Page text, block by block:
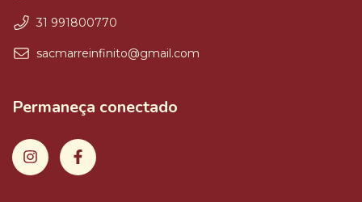
31 991800770
sacmarreinfinito@gmail.com
Permaneça conectado